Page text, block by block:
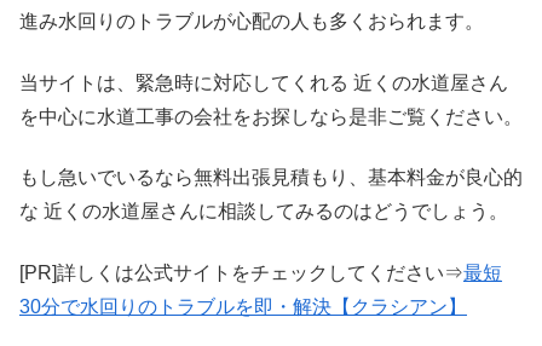
進み水回りのトラブルが心配の人も多くおられます。
当サイトは、緊急時に対応してくれる 近くの水道屋さん
を中心に水道工事の会社をお探しなら是非ご覧ください。
もし急いでいるなら無料出張見積もり、基本料金が良心的
な 近くの水道屋さんに相談してみるのはどうでしょう。
[PR]詳しくは公式サイトをチェックしてください⇒最短
30分で水回りのトラブルを即・解決【クラシアン】